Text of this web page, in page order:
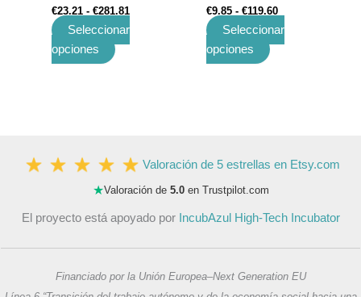
€23.21 - €281.81
Seleccionar
opciones
€9.85 - €119.60
Seleccionar
opciones
Valoración de 5 estrellas en Etsy.com
★Valoración de 5.0en Trustpilot.com
El proyecto está apoyado por IncubAzul High-Tech Incubator
Financiado por la Unión Europea–Next Generation EU